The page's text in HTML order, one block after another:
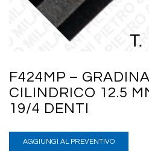
F424MP –
CILINDRICO 12.5
19/4 DENTI
AGGIUNGI AL PREVENTIVO